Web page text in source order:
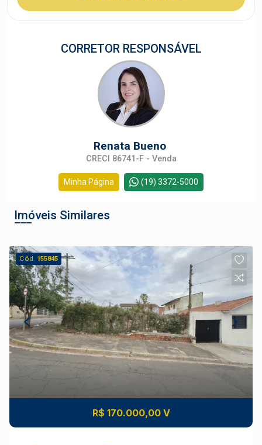
CORRETOR RESPONSÁVEL
Renata Bueno
CRECI 86741-F - Venda
Minha Página (19) 3372-5000
Imóveis Similares
Cód. 155845
R$ 170.000,00 V